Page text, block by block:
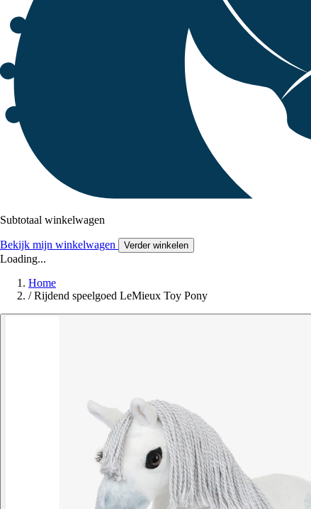
Subtotaal winkelwagen
Bekijk mijn winkelwagen Verder winkelen
Loading...
Home
/ Rijdend speelgoed LeMieux Toy Pony